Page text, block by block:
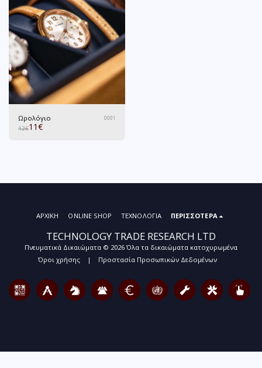
Ωρολόγιο 0001
12€11€
TECHNOLOGY TRADE RESEARCH LTD
Πνευματικά Δικαιώματα © 2026 Όλα τα δικαιώματα κατοχυρωμένα
Όροι χρήσης | Προστασία Προσωπικών Δεδομένων
ΑΡΧΙΚΗ ONLINE SHOP ΤΕΧΝΟΛΟΓΙΑ ΠΕΡΙΣΣΌΤΕΡΑ